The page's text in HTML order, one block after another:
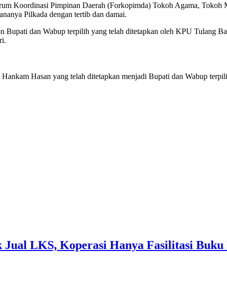
Koordinasi Pimpinan Daerah (Forkopimda) Tokoh Agama, Tokoh
Pilkada dengan tertib dan damai.
Bupati dan Wabup terpilih yang telah ditetapkan oleh KPU Tulang
Hasan yang telah ditetapkan menjadi Bupati dan Wabup
Jual LKS, Koperasi Hanya Fasilitasi